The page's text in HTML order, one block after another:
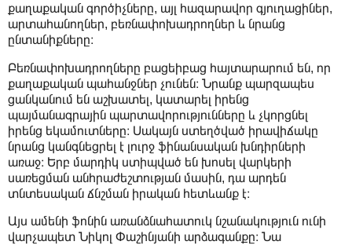
քաղաքական գործիչները, այլ հազարավոր գյուղացիներ,
արտահանողներ, բեռնափոխադրողներ և նրանց
ընտանիքները։
Բեռնափոխադրողները բացեիբաց հայտարարում են, որ
քաղաքական պահանջներ չունեն։ Նրանք պարզապես
ցանկանում են աշխատել, կատարել իրենց
պայմանագրային պարտավորությունները և չկորցնել
իրենց եկամուտները։ Սակայն ստեղծված իրավիճակը
նրանց կանգնեցրել է լուրջ ֆինանսական խնդիրների
առաջ։ Երբ մարդիկ ստիպված են խոսել վարկերի
սառեցման անհրաժեշտության մասին, դա արդեն
տնտեսական ճնշման իրական հետևանք է։
Այս ամենի ֆոնին առանձնահատուկ նշանակություն ունի
վարչապետ Նիկոլ Փաշինյանի արձագանքը։ Նա